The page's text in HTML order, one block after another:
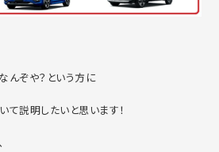
んぞや？という方に
て説明したいと思います！